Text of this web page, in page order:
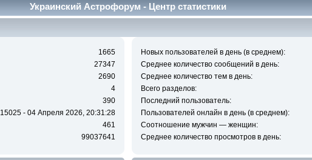
Украинский Астрофорум - Центр статистики
1665
27347
2690
4
390
15025 - 04 Апреля 2026, 20:31:28
461
99037641
Новых пользователей в день (в среднем):
Среднее количество сообщений в день:
Среднее количество тем в день:
Всего разделов:
Последний пользователь:
Пользователей онлайн в день (в среднем):
Соотношение мужчин — женщин:
Среднее количество просмотров в день: